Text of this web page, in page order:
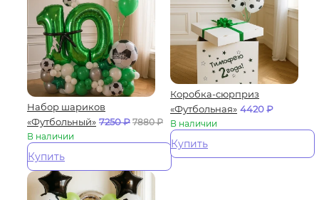
Набор шариков
«Футбольный» 7250₽ 7880₽
В наличии
Купить
Коробка-сюрприз
«Футбольная» 4420₽
В наличии
Купить